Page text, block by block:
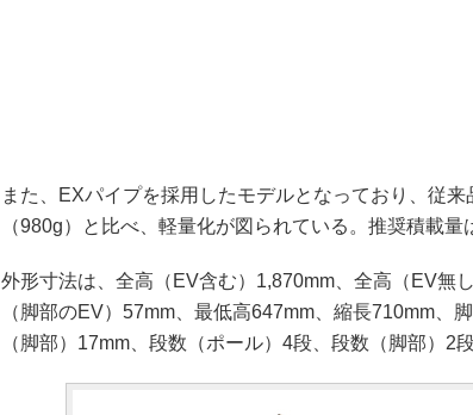
また、EXパイプを採用したモデルとなっており、従来
（980g）と比べ、軽量化が図られている。推奨積載量
外形寸法は、全高（EV含む）1,870mm、全高（EV無
（脚部のEV）57mm、最低高647mm、縮長710mm、
（脚部）17mm、段数（ポール）4段、段数（脚部）2